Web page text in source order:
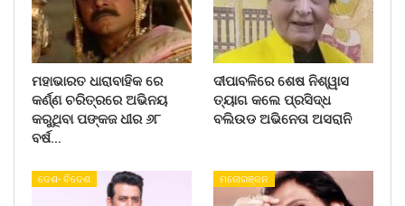
ମହାଭାରତ ଧାରାବାହିକ ରେ
କର୍ଣ୍ଣ ଚରିତ୍ରରେ ଅଭିନୟ
କରୁଥିବା ପଙ୍କଜ ଧୀର ୬୮
ବର୍ଷ…
ଦୀପାବଳିରେ ଶେଷ ନିଶ୍ୱାସ
ତ୍ୟାଗ କଲେ ପ୍ରସିଦ୍ଧ
ବଲିଉଡ ଅଭିନେତା ଅସରାନି
ଦେଶ- ବିଦେଶ ମନୋରଞ୍ଜନ